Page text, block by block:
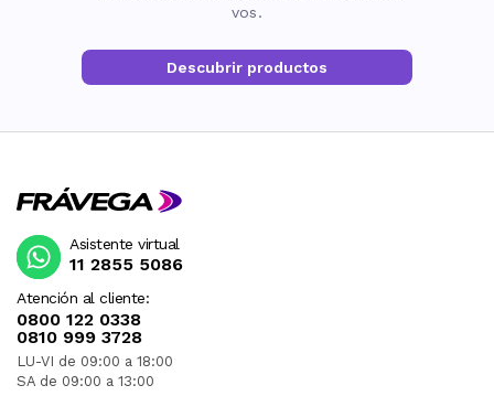
vos.
Descubrir productos
Atención al cliente:
0800 122 0338
0810 999 3728
LU-VI de 09:00 a 18:00
SA de 09:00 a 13:00
Asistente virtual
11 2855 5086